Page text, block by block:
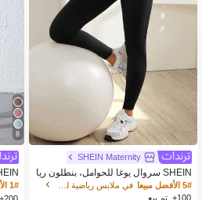
SHEIN Maternity
SHEIN سروال يوغا للحوامل، بنطلون ريا
ضي ضيق عالي المطاطية
5# الأفضل مبيعا
100+. تم بيع
8
ون
1# الأفضل مبيعا